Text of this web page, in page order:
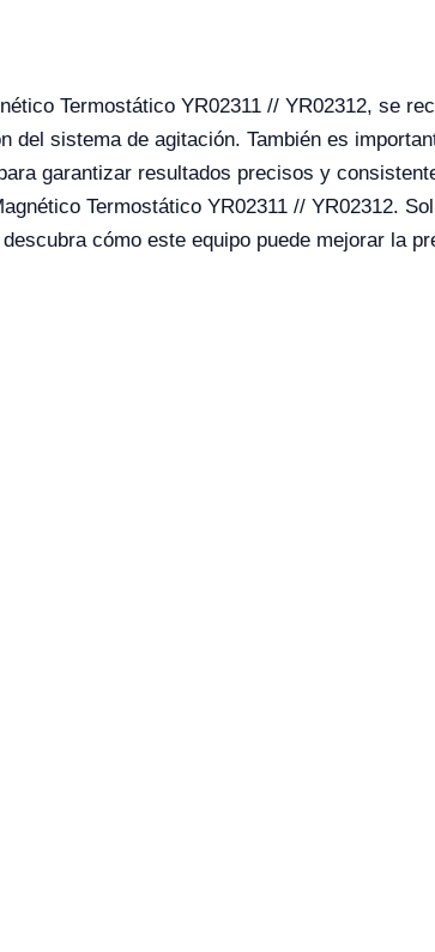
Termostático YR02311 // YR02312, se
sistema de agitación. También es
garantizar resultados precisos y
Termostático YR02311 // YR02312.
cómo este equipo puede mejorar la